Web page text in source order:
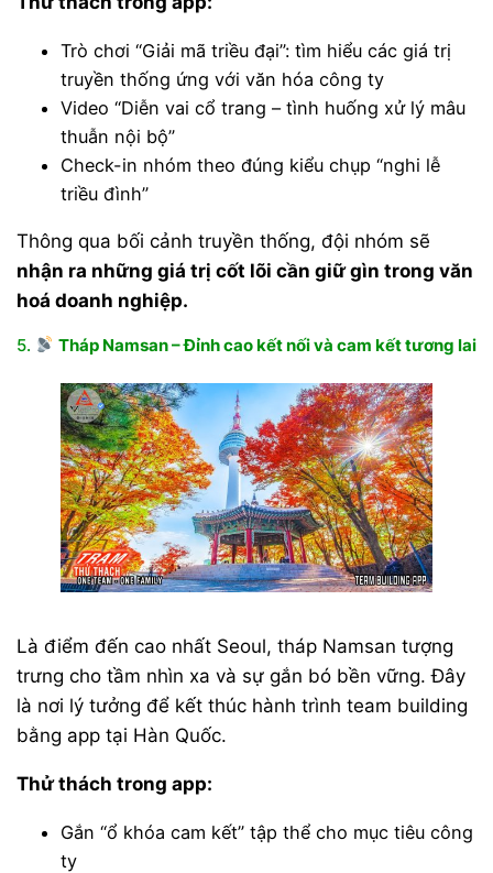
Trò chơi “Giải mã triều đại”: tìm hiểu các giá trị
truyền thống ứng với văn hóa công ty
Video “Diễn vai cổ trang – tình huống xử lý mâu
thuẫn nội bộ”
Check-in nhóm theo đúng kiểu chụp “nghi lễ
triều đình”
Thông qua bối cảnh truyền thống, đội nhóm sẽ
nhận ra những giá trị cốt lõi cần giữ gìn trong văn
hoá doanh nghiệp.
5. Tháp Namsan – Đỉnh cao kết nối và cam kết tương lai
Là điểm đến cao nhất Seoul, tháp Namsan tượng
trưng cho tầm nhìn xa và sự gắn bó bền vững. Đây
là nơi lý tưởng để kết thúc hành trình team building
bằng app tại Hàn Quốc.
Thử thách trong app:
Gắn “ổ khóa cam kết” tập thể cho mục tiêu công
ty